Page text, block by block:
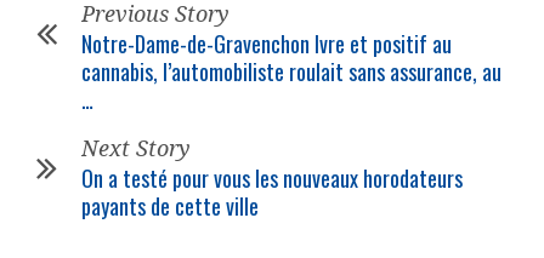
Previous Story
Notre-Dame-de-Gravenchon Ivre et positif au
cannabis, l’automobiliste roulait sans assurance, au
…
Next Story
On a testé pour vous les nouveaux horodateurs
payants de cette ville